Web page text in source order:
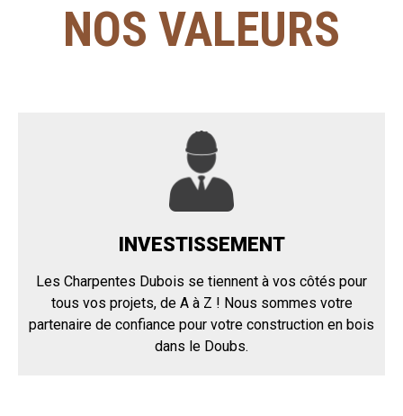
NOS VALEURS
INVESTISSEMENT
Les Charpentes Dubois se tiennent à vos côtés pour
tous vos projets, de A à Z ! Nous sommes votre
partenaire de confiance pour votre construction en bois
dans le Doubs.